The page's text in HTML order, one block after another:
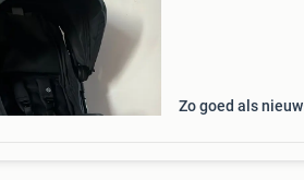
Zo goed als nieuw